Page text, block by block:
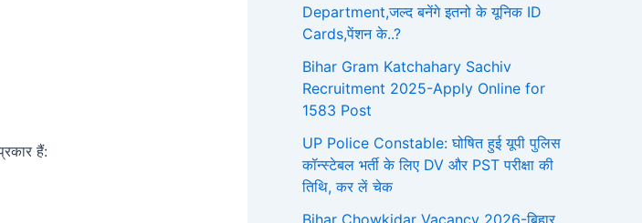
हैं:
Department,जल्द बनेंगे इतनो के यूनिक ID
Cards,पेंशन के..?
Bihar Gram Katchahary Sachiv
Recruitment 2025-Apply Online for
1583 Post
UP Police Constable: घोषित हुई यूपी पुलिस
कॉन्स्टेबल भर्ती के लिए DV और PST परीक्षा की
तिथि, कर लें चेक
Bihar Chowkidar Vacancy 2026-बिहार